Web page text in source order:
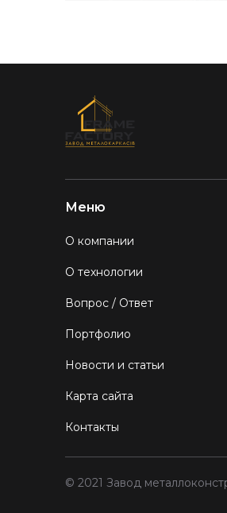
Меню
О компании
О технологии
Вопрос / Ответ
Портфолио
Новости и статьи
Карта сайта
Контакты
© 2021 Завод